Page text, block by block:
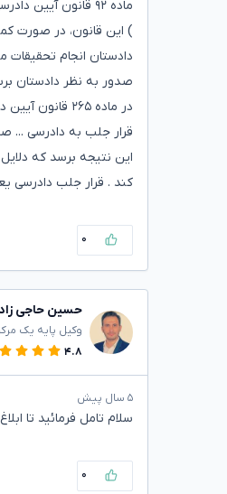
) این قانون، در صورت
دادستان انجام تحقیقات
صدور به نظر دادستان
در ماده ۲۶۵
این نتیجه برسد که
کند . قرار جلب دادرسی
۰
حسین حاجی
وکیل پایه یک
۴.۸
۵ سال پیش
سلام تامل فرمائید تا
۰